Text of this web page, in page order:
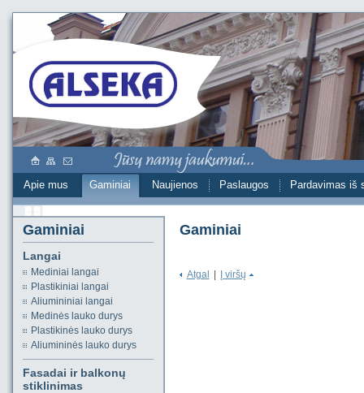
Apie mus Gaminiai Naujienos Paslaugos Pardavimas iš
Gaminiai
Langai
Mediniai langai
Plastikiniai langai
Aliumininiai langai
Medinės lauko durys
Plastikinės lauko durys
Aliumininės lauko durys
Fasadai ir balkonų
stiklinimas
Gaminiai
Atgal Į viršų